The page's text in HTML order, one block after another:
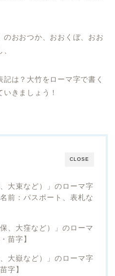
おおつか、おおくぼ、おお
記は？大竹をローマ字で書く
きましょう！
CLOSE
大束など）」のローマ字
前：パスポート、表札な
、大窪など）」のローマ
苗字】
大嶽など）」のローマ字
字】